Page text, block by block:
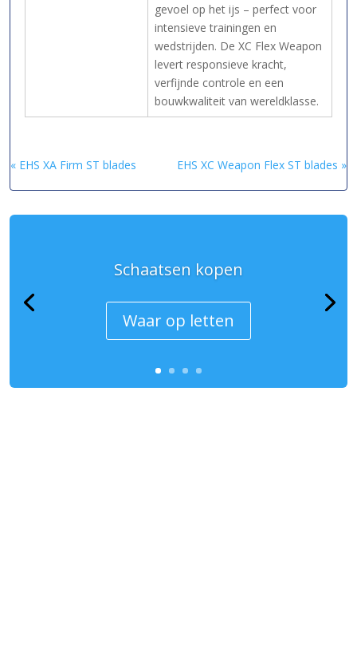
gevoel op het ijs – perfect voor
intensieve trainingen en
wedstrijden. De XC Flex Weapon
levert responsieve kracht,
verfijnde controle en een
bouwkwaliteit van wereldklasse.
« EHS XA Firm ST blades EHS XC Weapon Flex ST blades »
Schaatsen kopen
Waar op letten